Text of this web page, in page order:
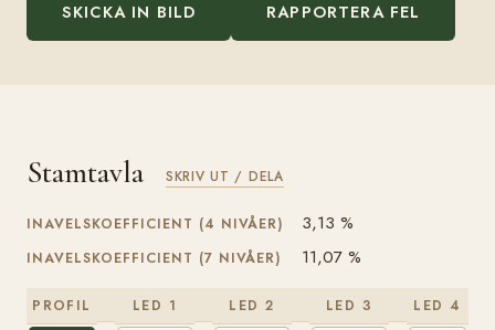
SKICKA IN BILD RAPPORTERA FEL
Stamtavla SKRIV UT / DELA
INAVELSKOEFFICIENT (4 NIVÅER) 3,13 %
INAVELSKOEFFICIENT (7 NIVÅER) 11,07 %
PROFIL LED 1 LED 2 LED 3 LED 4